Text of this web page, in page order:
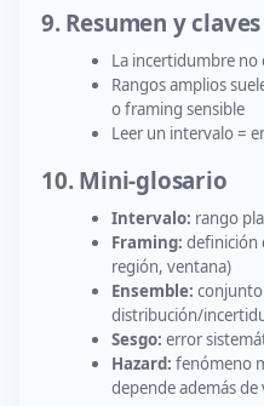
9. Resumen y
La incertidumbre no
Rangos amplios
o framing sensible
Leer un intervalo =
10. Mini-glosario
Intervalo: rango
Framing: definición
región, ventana)
Ensemble: conjunto
distribución/
Sesgo: error
Hazard: fenómeno
depende además